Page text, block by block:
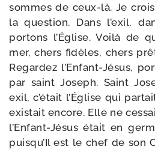
sommes de ceux-​là. Je
la ques­tion. Dans l’exil,
por­tons l’Église. Voilà de
mer, chers fidèles, chers
Regardez l’Enfant-​Jésus,
par saint Joseph. Saint
exil, c’é­tait l’Église qui
exis­tait encore. Elle ne
l’Enfant-​Jésus était en
puisqu’Il est le chef de son